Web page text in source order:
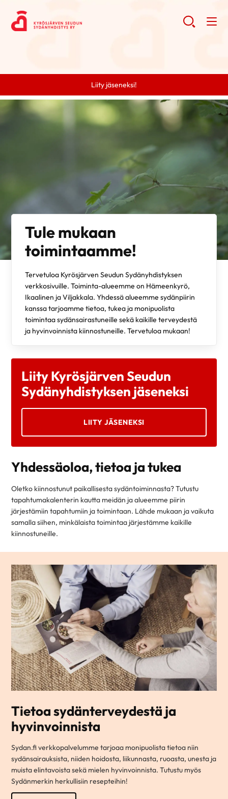
Liity jäseneksi!
Tule mukaan
toimintaamme!
Tervetuloa Kyrösjärven Seudun Sydänyhdistyksen
verkkosivuille. Toiminta-alueemme on Hämeenkyrö,
Ikaalinen ja Viljakkala. Yhdessä alueemme sydänpiirin
kanssa tarjoamme tietoa, tukea ja monipuolista
toimintaa sydänsairastuneille sekä kaikille terveydestä
ja hyvinvoinnista kiinnostuneille. Tervetuloa mukaan!
Liity Kyrösjärven Seudun
Sydänyhdistyksen jäseneksi
LIITY JÄSENEKSI
Yhdessäoloa, tietoa ja tukea
Oletko kiinnostunut paikallisesta sydäntoiminnasta? Tutustu
tapahtumakalenterin kautta meidän ja alueemme piirin
järjestämiin tapahtumiin ja toimintaan. Lähde mukaan ja vaikuta
samalla siihen, minkälaista toimintaa järjestämme kaikille
kiinnostuneille.
Tietoa sydänterveydestä ja
hyvinvoinnista
Sydan.fi verkkopalvelumme tarjoaa monipuolista tietoa niin
sydänsairauksista, niiden hoidosta, liikunnasta, ruoasta, unesta ja
muista elintavoista sekä mielen hyvinvoinnista. Tutustu myös
Sydänmerkin herkullisiin resepteihin!